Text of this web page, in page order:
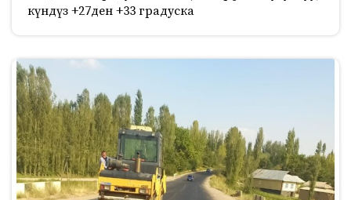
күндүз +27ден +33 градуска